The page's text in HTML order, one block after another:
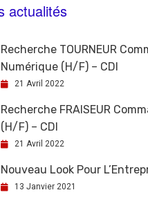
actualités
Recherche TOURNEUR
Numérique (H/F) – CDI
21 Avril 2022
Recherche FRAISEUR
(H/F) – CDI
21 Avril 2022
Nouveau Look Pour
13 Janvier 2021